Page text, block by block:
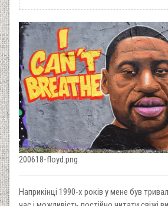
200618-floyd.png
Наприкінці 1990-х років у мене був